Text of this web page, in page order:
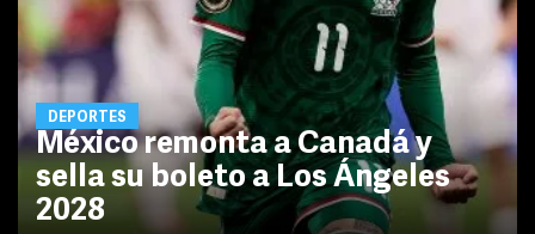
DEPORTES
México remonta a Canadá y
sella su boleto a Los Ángeles
2028